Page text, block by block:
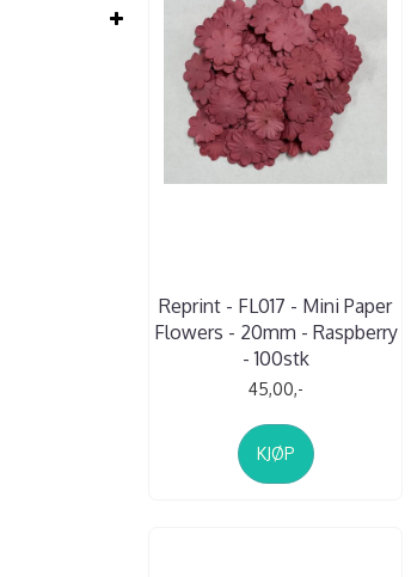
Reprint - FL017 - Mini Paper
Flowers - 20mm - Raspberry
- 100stk
45,00,-
KJØP